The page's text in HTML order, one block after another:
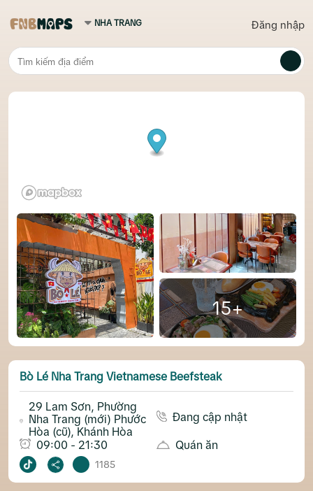
Đăng nhập
15+
Bò Lé Nha Trang Vietnamese Beefsteak
29 Lam Sơn, Phường
Nha Trang (mới) Phước
Hòa (cũ), Khánh Hòa
Đang cập nhật
09:00 - 21:30 Quán ăn
1185